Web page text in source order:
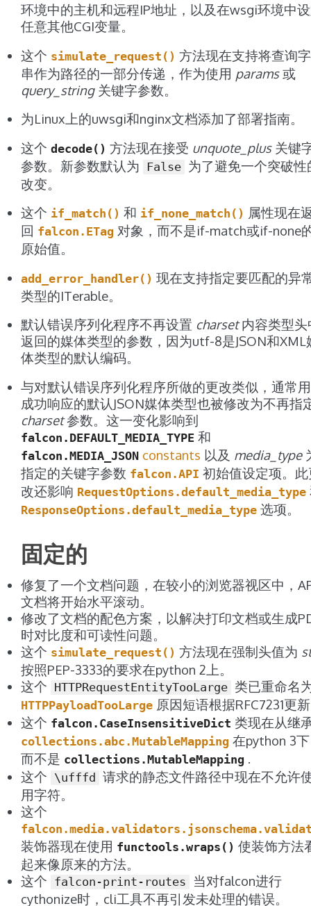
环境中的主机和远程IP地址，以及在wsgi环境中
任意其他CGI变量。
这个 simulate_request() 方法现在支持将查询
串作为路径的一部分传递，作为使用 params或
query_string关键字参数。
为Linux上的uwsgi和nginx文档添加了部署指南。
这个 decode() 方法现在接受 unquote_plus关键
参数。新参数默认为
False 为了避免一个突破性
改变。
这个 if_match() 和 if_none_match() 属性现在
回 falcon.ETag 对象，而不是if-match或if-none
原始值。
add_error_handler() 现在支持指定要匹配的异
类型的ITerable。
默认错误序列化程序不再设置 charset内容类型头
返回的媒体类型的参数，因为utf-8是JSON和XML
体类型的默认编码。
与对默认错误序列化程序所做的更改类似，通常
成功响应的默认JSON媒体类型也被修改为不再指
charset参数。这一变化影响到
falcon.DEFAULT_MEDIA_TYPE 和
falcon.MEDIA_JSON constants 以及 media_type
指定的关键字参数 falcon.API 初始值设定项。
改还影响 RequestOptions.default_media_type
ResponseOptions.default_media_type 选项。
固定的
修复了一个文档问题，在较小的浏览器视区中，
文档将开始水平滚动。
修改了文档的配色方案，以解决打印文档或生成
时对比度和可读性问题。
这个 simulate_request() 方法现在强制头值为
按照PEP-3333的要求在python 2上。
这个 HTTPRequestEntityTooLarge 类已重命名
HTTPPayloadTooLarge 原因短语根据RFC7231更
这个 falcon.CaseInsensitiveDict 类现在从继
collections.abc.MutableMapping 在python 3
而不是 collections.MutableMapping
这个 \ufffd 请求的静态文件路径中现在不允许
用字符。
这个
装饰器现在使用 functools.wraps() 使装饰方法
起来像原来的方法。
这个 falcon-print-routes 当对falcon进行
cythonize时，cli工具不再引发未处理的错误。